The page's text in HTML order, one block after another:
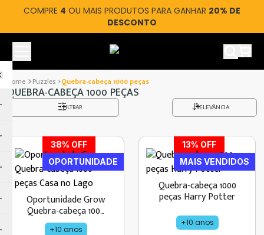
COMPRE 4 OU MAIS PRODUTOS PARA GANHAR 20% DE
DESCONTO
Ver
Puzzles Quebra-cabeça 1000 peças
QUEBRA-CABEÇA 1000 PEÇAS
FILTRAR RELEVÂNCIA
38% OFF
OPORTUNIDADE
Oportunidade Grow
Quebra-cabeça 1000
peças Casa no Lago
+10 anos
13% OFF
MAIS VENDIDOS
Quebra-cabeça 1000
peças Harry Potter
+10 anos